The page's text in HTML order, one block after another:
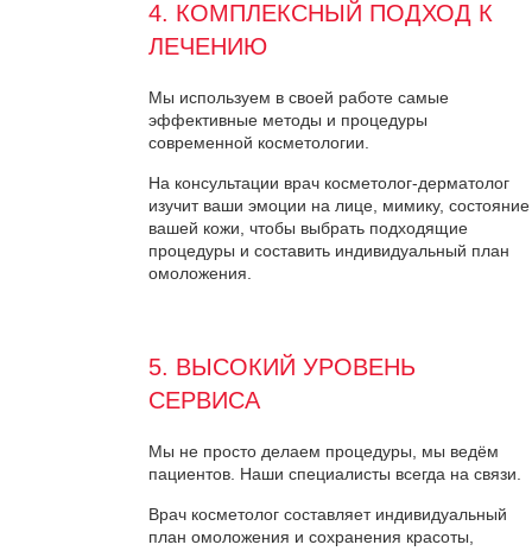
4. КОМПЛЕКСНЫЙ ПОДХОД К
ЛЕЧЕНИЮ
Мы используем в своей работе самые
эффективные методы и процедуры
современной косметологии.
На консультации врач косметолог-дерматолог
изучит ваши эмоции на лице, мимику, состояние
вашей кожи, чтобы выбрать подходящие
процедуры и составить индивидуальный план
омоложения.
5. ВЫСОКИЙ УРОВЕНЬ
СЕРВИСА
Мы не просто делаем процедуры, мы ведём
пациентов. Наши специалисты всегда на связи.
Врач косметолог составляет индивидуальный
план омоложения и сохранения красоты,